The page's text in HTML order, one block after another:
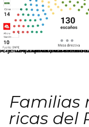
El JNE oficializó la distribución de escaños para la elección de 60 senadores y 130 diputados en las Elecciones Generales 2026, tras el
Familias
ricas del